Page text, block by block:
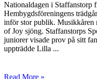
Nationaldagen i Staffanstorp
Hembygdsföreningens
inför stor publik. Musikkåren
of Joy sjöng. Staffanstorps
juniorer visade prov på sitt
uppträdde Lilla ...
Read More »